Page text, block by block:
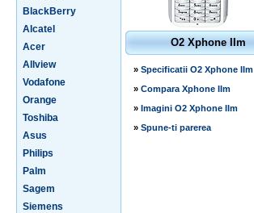
BlackBerry
Alcatel
Acer
Allview
Vodafone
Orange
Toshiba
Asus
Philips
Palm
Sagem
Siemens
O2 Xphone IIm
» Specificatii O2 Xphone IIm
» Compara Xphone IIm
» Imagini O2 Xphone IIm
» Spune-ti parerea